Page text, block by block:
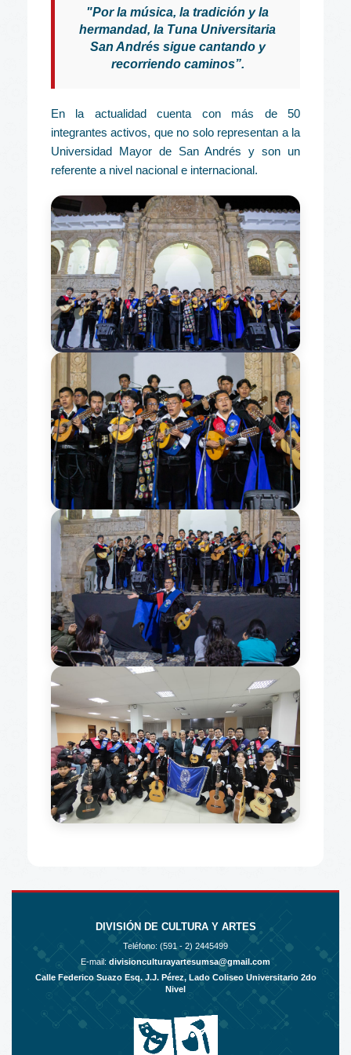
"Por la música, la tradición y la
hermandad, la Tuna Universitaria
San Andrés sigue cantando y
recorriendo caminos”.
En la actualidad cuenta con más de 50
integrantes activos, que no solo representan a la
Universidad Mayor de San Andrés y son un
referente a nivel nacional e internacional.
DIVISIÓN DE CULTURA Y ARTES
Teléfono: (591 - 2) 2445499
E-mail: divisionculturayartesumsa@gmail.com
Calle Federico Suazo Esq. J.J. Pérez, Lado Coliseo Universitario 2do
Nivel